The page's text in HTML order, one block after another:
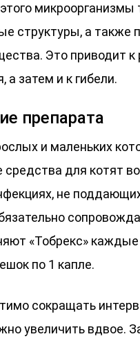
микроорганизмы
структуры, а также
Это приводит к
а затем и к гибели.
препарата
и маленьких
средства для котят
не
«Тобрекс»
по 1 капле.
сокращать
увеличить вдвое.